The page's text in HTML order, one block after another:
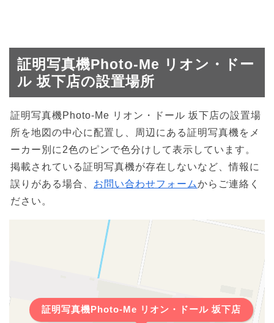
証明写真機Photo-Me リオン・ドー
ル 坂下店の設置場所
証明写真機Photo-Me リオン・ドール 坂下店の設置場
所を地図の中心に配置し、周辺にある証明写真機をメ
ーカー別に2色のピンで色分けして表示しています。
掲載されている証明写真機が存在しないなど、情報に
誤りがある場合、 お問い合わせフォームからご連絡く
ださい。
証明写真機Photo-Me リオン・ドール 坂下店